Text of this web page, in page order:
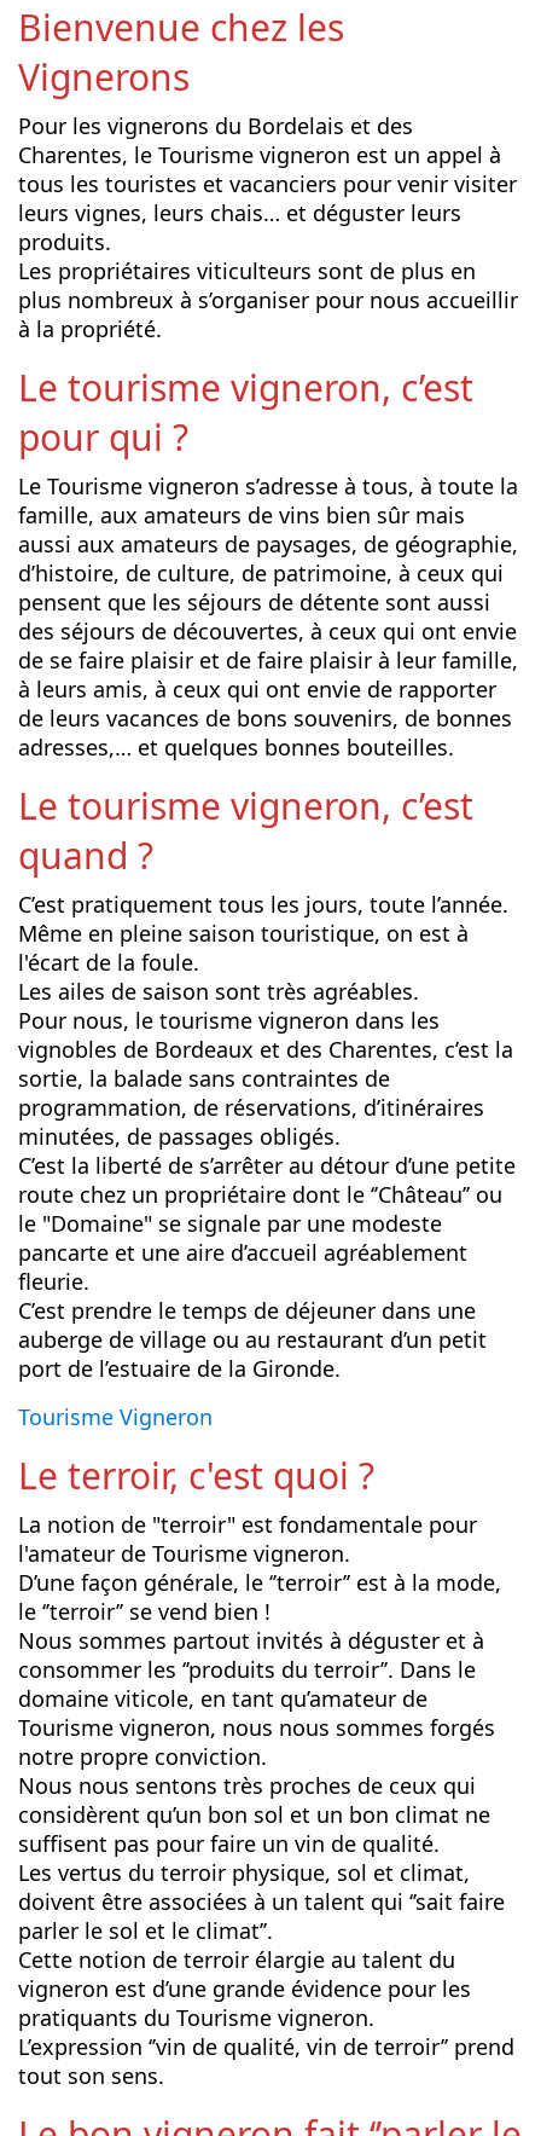
Bienvenue chez les
Vignerons
Pour les vignerons du Bordelais et des
Charentes, le Tourisme vigneron est un appel à
tous les touristes et vacanciers pour venir visiter
leurs vignes, leurs chais… et déguster leurs
produits.
Les propriétaires viticulteurs sont de plus en
plus nombreux à s’organiser pour nous accueillir
à la propriété.
Le tourisme vigneron, c’est
pour qui ?
Le Tourisme vigneron s’adresse à tous, à toute la
famille, aux amateurs de vins bien sûr mais
aussi aux amateurs de paysages, de géographie,
d’histoire, de culture, de patrimoine, à ceux qui
pensent que les séjours de détente sont aussi
des séjours de découvertes, à ceux qui ont envie
de se faire plaisir et de faire plaisir à leur famille,
à leurs amis, à ceux qui ont envie de rapporter
de leurs vacances de bons souvenirs, de bonnes
adresses,… et quelques bonnes bouteilles.
Le tourisme vigneron, c’est
quand ?
C’est pratiquement tous les jours, toute l’année.
Même en pleine saison touristique, on est à
l'écart de la foule.
Les ailes de saison sont très agréables.
Pour nous, le tourisme vigneron dans les
vignobles de Bordeaux et des Charentes, c’est la
sortie, la balade sans contraintes de
programmation, de réservations, d’itinéraires
minutées, de passages obligés.
C’est la liberté de s’arrêter au détour d’une petite
route chez un propriétaire dont le ‘’Château’’ ou
le "Domaine" se signale par une modeste
pancarte et une aire d’accueil agréablement
fleurie.
C’est prendre le temps de déjeuner dans une
auberge de village ou au restaurant d’un petit
port de l’estuaire de la Gironde.
Tourisme Vigneron
Le terroir, c'est quoi ?
La notion de "terroir" est fondamentale pour
l'amateur de Tourisme vigneron.
D’une façon générale, le ‘’terroir’’ est à la mode,
le ‘’terroir’’ se vend bien !
Nous sommes partout invités à déguster et à
consommer les ‘’produits du terroir’’. Dans le
domaine viticole, en tant qu’amateur de
Tourisme vigneron, nous nous sommes forgés
notre propre conviction.
Nous nous sentons très proches de ceux qui
considèrent qu’un bon sol et un bon climat ne
suffisent pas pour faire un vin de qualité.
Les vertus du terroir physique, sol et climat,
doivent être associées à un talent qui ‘’sait faire
parler le sol et le climat’’.
Cette notion de terroir élargie au talent du
vigneron est d’une grande évidence pour les
pratiquants du Tourisme vigneron.
L’expression ‘’vin de qualité, vin de terroir’’ prend
tout son sens.